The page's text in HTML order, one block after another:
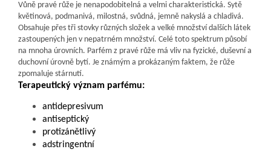
Vůně pravé růže je nenapodobitelná a velmi charakteristická. Sytě
květinová, podmanivá, milostná, svůdná, jemně nakyslá a chladivá.
Obsahuje přes tři stovky různých složek a velké množství dalších látek
zastoupených jen v nepatrném množství. Celé toto spektrum působí
na mnoha úrovních. Parfém z pravé růže má vliv na fyzické, duševní a
duchovní úrovně bytí. Je známým a prokázaným faktem, že růže
zpomaluje stárnutí.
Terapeutický význam parfému:
antidepresivum
antiseptický
protizánětlivý
adstringentní